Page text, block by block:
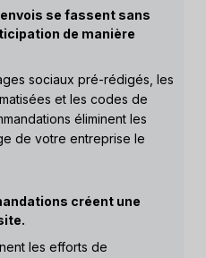
se fassent sans
de manière
sociaux pré-rédigés, les
et les codes de
éliminent les
de votre entreprise le
créent une
les efforts de